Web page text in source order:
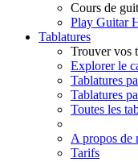
Cours de
Play Guitar
Tablatures
Trouver vos
Explorer le
Tablatures
Tablatures
Toutes les
A propos de
Tarifs